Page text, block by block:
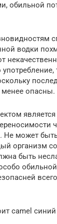
обильной
водки
менее опасны.
является
Не может
организм
быть
camel синий